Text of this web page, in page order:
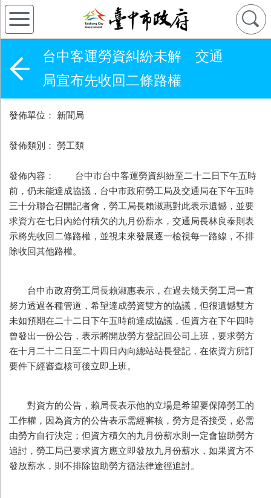
台中客運勞資糾紛未解 交通
局宣布先收回二條路權
發佈單位： 新聞局
發佈類別： 勞工類
發佈內容： 台中市台中客運勞資糾紛至二十二日下午五時
前，仍未能達成協議，台中市政府勞工局及交通局在下午五時
三十分聯合召開記者會，勞工局長賴淑惠對此表示遺憾，並要
求資方在七日內給付積欠的九月份薪水，交通局長林良泰則表
示將先收回二條路權，並視未來發展逐一檢視每一路線，不排
除收回其他路權。
台中市政府勞工局長賴淑惠表示，在過去幾天勞工局一直
努力透過各種管道，希望達成勞資雙方的協議，但很遺憾雙方
未如預期在二十二日下午五時前達成協議，但資方在下午四時
曾發出一份公告，表示將開放勞方登記回公司上班，要求勞方
在十月二十二日至二十四日內向總站站長登記，在依資方所訂
要件下經審查核可後立即上班。
對資方的公告，賴局長表示他的立場是希望要保障勞工的
工作權，因為資方的公告表示需經審核，勞方是否接受，必需
由勞方自行決定；但資方積欠的九月份薪水則一定會協助勞方
追討，勞工局已要求資方應立即發放九月份薪水，如果資方不
發放薪水，則不排除協助勞方循法律途徑追討。